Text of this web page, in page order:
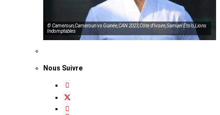
© Cameroun,Cameroun vs Guinée,CAN 2023,Côte d’Ivoire,Samuel Eto’o,Lions
Indomptables
Nous Suivre